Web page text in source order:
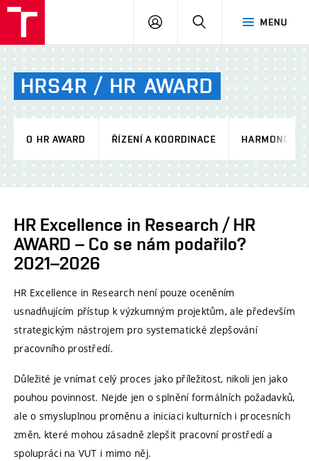
MENU
PŘIHLÁSIT
HRS4R / HR AWARD
O HR AWARD ŘÍZENÍ A KOORDINACE
HR Excellence in Research / HR
AWARD – Co se nám podařilo?
2021–2026
HR Excellence in Research není pouze oceněním
usnadňujícím přístup k výzkumným projektům, ale především
strategickým nástrojem pro systematické zlepšování
pracovního prostředí.
Důležité je vnímat celý proces jako příležitost, nikoli jen jako
pouhou povinnost. Nejde jen o splnění formálních požadavků,
ale o smysluplnou proměnu a iniciaci kulturních i procesních
změn, které mohou zásadně zlepšit pracovní prostředí a
spolupráci na VUT i mimo něj.